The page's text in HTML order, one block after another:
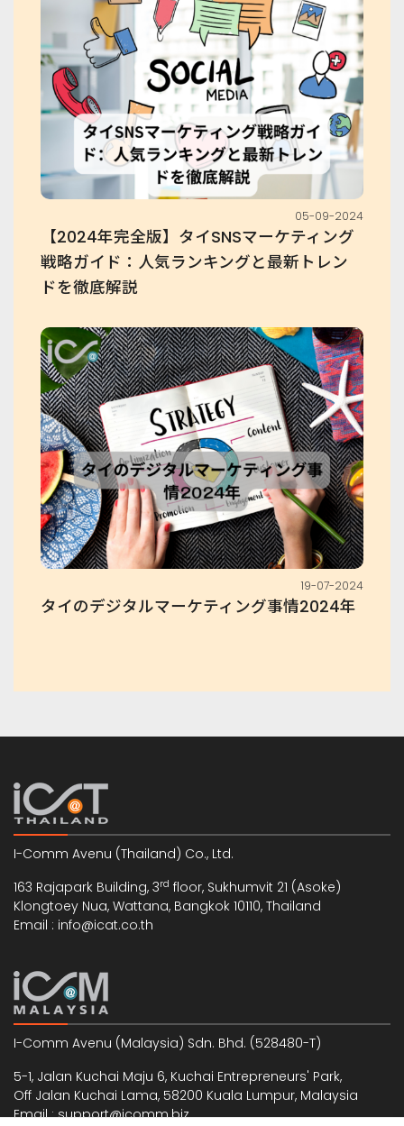
05-09-2024
【2024年完全版】タイSNSマーケティング
戦略ガイド：人気ランキングと最新トレン
ドを徹底解説
19-07-2024
タイのデジタルマーケティング事情2024年
I-Comm Avenu (Thailand) Co., Ltd.
163 Rajapark Building, 3rd floor, Sukhumvit 21 (Asoke)
Klongtoey Nua, Wattana, Bangkok 10110, Thailand
Email : info@icat.co.th
I-Comm Avenu (Malaysia) Sdn. Bhd. (528480-T)
5-1, Jalan Kuchai Maju 6, Kuchai Entrepreneurs' Park,
Off Jalan Kuchai Lama, 58200 Kuala Lumpur, Malaysia
Email : support@icomm.biz